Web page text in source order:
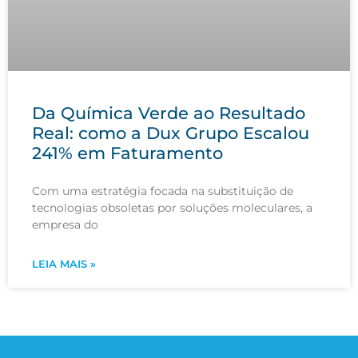
Da Química Verde ao Resultado
Real: como a Dux Grupo Escalou
241% em Faturamento
Com uma estratégia focada na substituição de
tecnologias obsoletas por soluções moleculares, a
empresa do
LEIA MAIS »